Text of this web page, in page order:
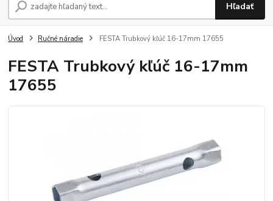
Hľadať
Úvod Ručné náradie FESTA Trubkový kľúč 16-17mm 17655
FESTA Trubkový kľúč 16-17mm
17655